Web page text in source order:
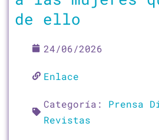
de ello
24/06/2026
Enlace
Categoría: Prensa
Revistas